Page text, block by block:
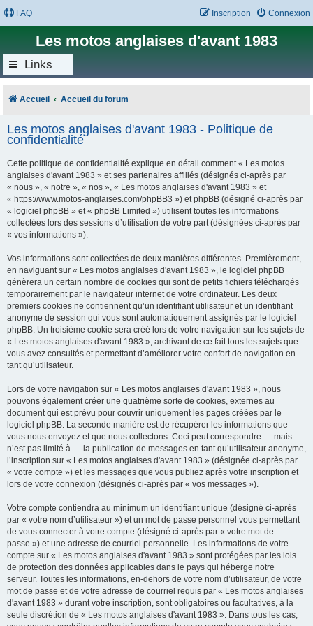
FAQ Connexion
Inscription
Les motos anglaises d'avant 1983
Links
Accueil Accueil du forum
Les motos anglaises d'avant 1983 - Politique de
confidentialité
Cette politique de confidentialité explique en détail comment « Les motos
anglaises d'avant 1983 » et ses partenaires affiliés (désignés ci-après par
« nous », « notre », « nos », « Les motos anglaises d'avant 1983 » et
« https://www.motos-anglaises.com/phpBB3 ») et phpBB (désigné ci-après par
« logiciel phpBB » et « phpBB Limited ») utilisent toutes les informations
collectées lors des sessions d’utilisation de votre part (désignées ci-après par
« vos informations »).
Vos informations sont collectées de deux manières différentes. Premièrement,
en naviguant sur « Les motos anglaises d'avant 1983 », le logiciel phpBB
génèrera un certain nombre de cookies qui sont de petits fichiers téléchargés
temporairement par le navigateur internet de votre ordinateur. Les deux
premiers cookies ne contiennent qu’un identifiant utilisateur et un identifiant
anonyme de session qui vous sont automatiquement assignés par le logiciel
phpBB. Un troisième cookie sera créé lors de votre navigation sur les sujets de
« Les motos anglaises d'avant 1983 », archivant de ce fait tous les sujets que
vous avez consultés et permettant d’améliorer votre confort de navigation en
tant qu’utilisateur.
Lors de votre navigation sur « Les motos anglaises d'avant 1983 », nous
pouvons également créer une quatrième sorte de cookies, externes au
document qui est prévu pour couvrir uniquement les pages créées par le
logiciel phpBB. La seconde manière est de récupérer les informations que
vous nous envoyez et que nous collectons. Ceci peut correspondre — mais
n’est pas limité à — la publication de messages en tant qu’utilisateur anonyme,
l’inscription sur « Les motos anglaises d'avant 1983 » (désignée ci-après par
« votre compte ») et les messages que vous publiez après votre inscription et
lors de votre connexion (désignés ci-après par « vos messages »).
Votre compte contiendra au minimum un identifiant unique (désigné ci-après
par « votre nom d’utilisateur ») et un mot de passe personnel vous permettant
de vous connecter à votre compte (désigné ci-après par « votre mot de
passe ») et une adresse de courriel personnelle. Les informations de votre
compte sur « Les motos anglaises d'avant 1983 » sont protégées par les lois
de protection des données applicables dans le pays qui héberge notre
serveur. Toutes les informations, en-dehors de votre nom d’utilisateur, de votre
mot de passe et de votre adresse de courriel requis par « Les motos anglaises
d'avant 1983 » durant votre inscription, sont obligatoires ou facultatives, à la
seule discrétion de « Les motos anglaises d'avant 1983 ». Dans tous les cas,